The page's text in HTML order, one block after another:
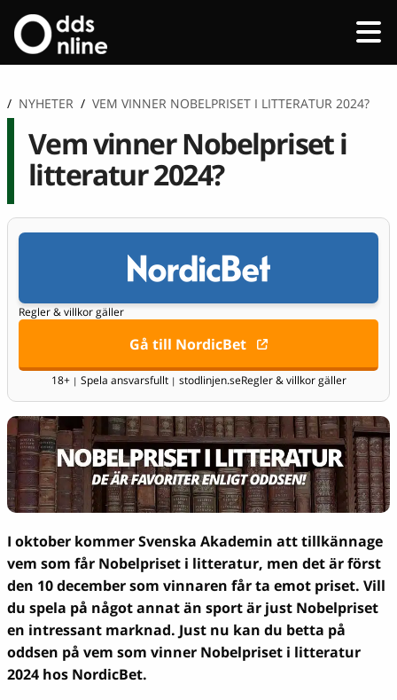
/ NYHETER / VEM VINNER NOBELPRISET I LITTERATUR 2024?
Vem vinner Nobelpriset i
litteratur 2024?
Regler & villkor gäller
Gå till NordicBet
18+ | Spela ansvarsfullt | stodlinjen.seRegler & villkor gäller
I oktober kommer Svenska Akademin att tillkännage
vem som får Nobelpriset i litteratur, men det är först
den 10 december som vinnaren får ta emot priset. Vill
du spela på något annat än sport är just Nobelpriset
en intressant marknad. Just nu kan du betta på
oddsen på vem som vinner Nobelpriset i litteratur
2024 hos NordicBet.